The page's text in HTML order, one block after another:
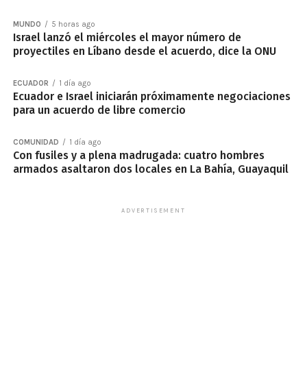
MUNDO 5 horas ago
Israel lanzó el miércoles el mayor número de
proyectiles en Líbano desde el acuerdo, dice la ONU
ECUADOR 1 día ago
Ecuador e Israel iniciarán próximamente negociaciones
para un acuerdo de libre comercio
COMUNIDAD 1 día ago
Con fusiles y a plena madrugada: cuatro hombres
armados asaltaron dos locales en La Bahía, Guayaquil
ADVERTISEMENT